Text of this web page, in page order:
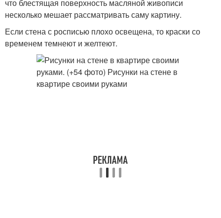
что блестящая поверхность масляной живописи
несколько мешает рассматривать саму картину.
Если стена с росписью плохо освещена, то краски со
временем темнеют и желтеют.